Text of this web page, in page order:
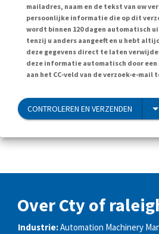
mailadres, naam en de tekst van uw
persoonlijke informatie die op dit
wordt binnen 120 dagen automatisch
tenzij u anders aangeeft en u hebt
deze gegevens direct te laten
deze informatie automatisch door
aan het CC-veld van de verzoek-e-mail
CONTROLEREN EN VERZENDEN
Over Cty of
Industrie:Automation Machinery